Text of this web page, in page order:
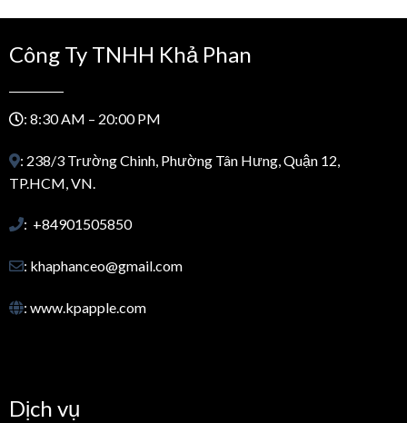
Công Ty TNHH Khả Phan
: 8:30 AM – 20:00 PM
: 238/3 Trường Chinh, Phường Tân Hưng, Quận 12,
TP.HCM, VN.
: +84901505850
: khaphanceo@gmail.com
: www.kpapple.com
Dịch vụ